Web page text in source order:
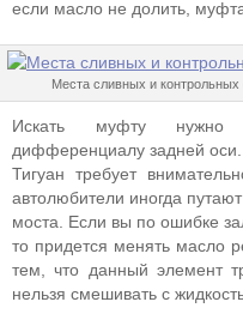
если масло не долить,
Места сливных и контрольных
Искать муфту нужно
дифференциалу задней
Тигуан требует
автолюбители иногда
моста. Если вы по ошибке
то придется менять масло
тем, что данный элемент
нельзя смешивать с